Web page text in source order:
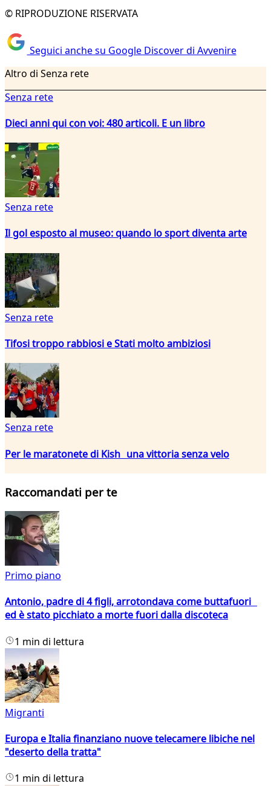
© RIPRODUZIONE RISERVATA
Seguici anche su Google Discover di Avvenire
Altro di Senza rete
Senza rete
Dieci anni qui con voi: 480 articoli. E un libro
Senza rete
Il gol esposto al museo: quando lo sport diventa arte
Senza rete
Tifosi troppo rabbiosi e Stati molto ambiziosi
Senza rete
Per le maratonete di Kish una vittoria senza velo
Raccomandati per te
Primo piano
Antonio, padre di 4 figli, arrotondava come buttafuori
ed è stato picchiato a morte fuori dalla discoteca
1 min di lettura
Migranti
Europa e Italia finanziano nuove telecamere libiche nel
"deserto della tratta"
1 min di lettura